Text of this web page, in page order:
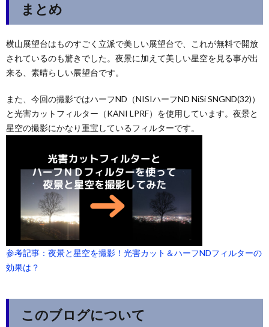
まとめ
横山展望台はものすごく立派で美しい展望台で、これが無料で開放
されているのも驚きでした。夜景に加えて美しい星空を見る事が出
来る、素晴らしい展望台です。
また、今回の撮影ではハーフND（NISIハーフND NiSi SNGND(32)）
と光害カットフィルター（KANI LPRF）を使用しています。夜景と
星空の撮影にかなり重宝しているフィルターです。
参考記事：夜景と星空を撮影！光害カット＆ハーフNDフィルターの
効果は？
このブログについて